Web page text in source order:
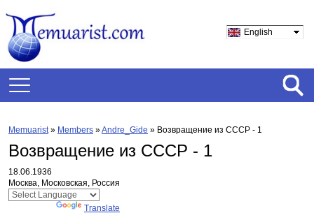
English
Memuarist» Members »Andre_Gide » Возвращение из СССР - 1
Возвращение из СССР - 1
18.06.1936
Москва, Московская, Россия
Translate